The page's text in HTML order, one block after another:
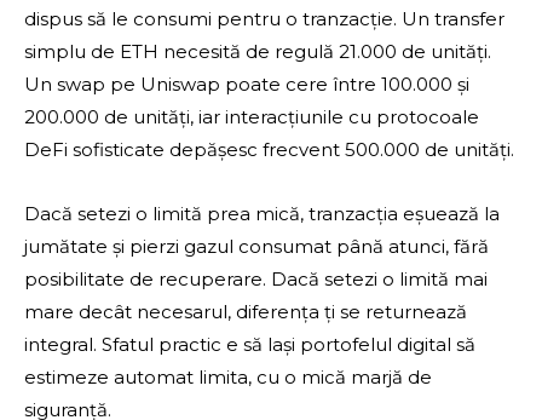
dispus să le consumi pentru o tranzacție. Un transfer
simplu de ETH necesită de regulă 21.000 de unități.
Un swap pe Uniswap poate cere între 100.000 și
200.000 de unități, iar interacțiunile cu protocoale
DeFi sofisticate depășesc frecvent 500.000 de unități.
Dacă setezi o limită prea mică, tranzacția eșuează la
jumătate și pierzi gazul consumat până atunci, fără
posibilitate de recuperare. Dacă setezi o limită mai
mare decât necesarul, diferența ți se returnează
integral. Sfatul practic e să lași portofelul digital să
estimeze automat limita, cu o mică marjă de
siguranță.